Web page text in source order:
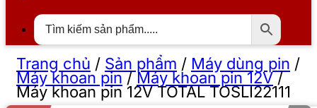
Trang chủ / Sản phẩm / Máy dùng pin /
Máy khoan pin/Máy khoan pin 12V/
Máy khoan pin 12V TOTAL TOSLI22111